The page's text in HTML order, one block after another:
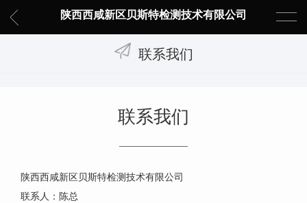
陕西西咸新区贝斯特检测技术有限公司
联系我们
联系我们
陕西西咸新区贝斯特检测技术有限公司
联系人：陈总